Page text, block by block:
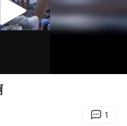
陕西柞水泥石流已致2死 仍有1人失联
1